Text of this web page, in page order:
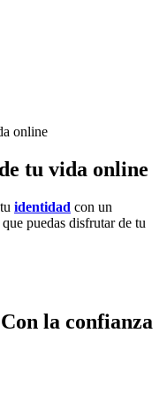
tu vida online
identidad con un
que puedas disfrutar de tu
la confianza